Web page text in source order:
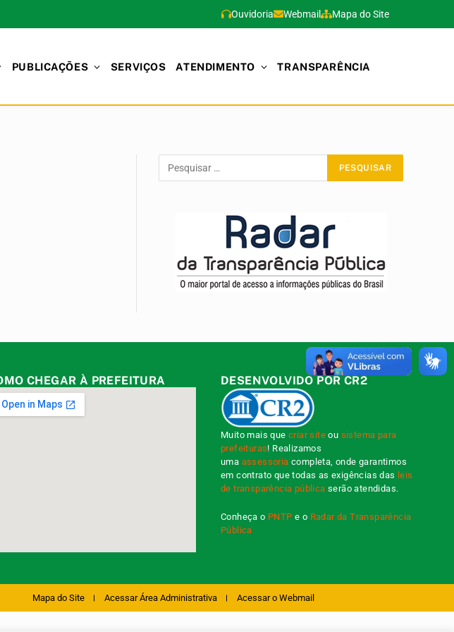
Ouvidoria Webmail Mapa do Site
PUBLICAÇÕES SERVIÇOS ATENDIMENTO TRANSPARÊNCIA
CHEGAR À PREFEITURA DESENVOLVIDO POR CR2
Muito mais quecriar site ou sistema para
prefeituras! Realizamos
uma assessoria completa, onde garantimos
em contrato que todas as exigências das leis
de transparência pública serão atendidas.
Conheça o PNTP e o Radar da Transparência
Pública
Mapa do Site Acessar Área Administrativa Acessar o Webmail